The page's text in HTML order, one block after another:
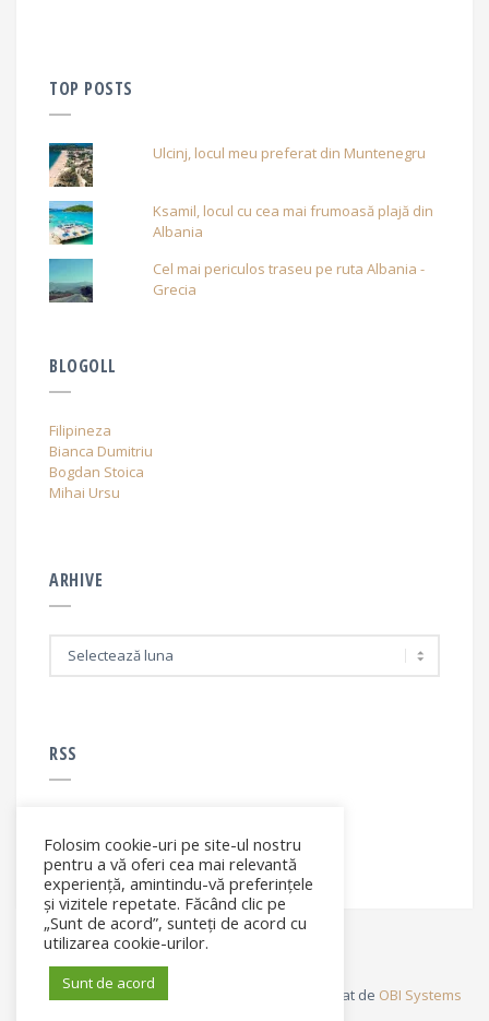
TOP POSTS
Ulcinj, locul meu preferat din Muntenegru
Ksamil, locul cu cea mai frumoasă plajă din
Albania
Cel mai periculos traseu pe ruta Albania -
Grecia
BLOGOLL
Filipineza
Bianca Dumitriu
Bogdan Stoica
Mihai Ursu
ARHIVE
RSS
RSS - articole
© Elena Filip. All rights reserved ® - Site dezvoltat de OBI Systems
Folosim cookie-uri pe site-ul nostru
pentru a vă oferi cea mai relevantă
experiență, amintindu-vă preferințele
și vizitele repetate. Făcând clic pe
„Sunt de acord”, sunteți de acord cu
utilizarea cookie-urilor.
Sunt de acord